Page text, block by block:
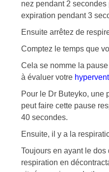
nez pendant 2
expiration pendant 3
Ensuite arrêtez de
Comptez le temps que
Cela se nomme la
à évaluer votre
Pour le Dr Buteyko, une
peut faire cette pause
40 secondes.
Ensuite, il y a la
Toujours en ayant le
respiration en